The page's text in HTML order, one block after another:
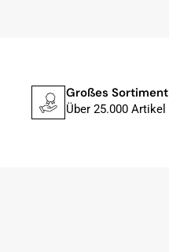
Großes Sortiment
Über 25.000 Artikel